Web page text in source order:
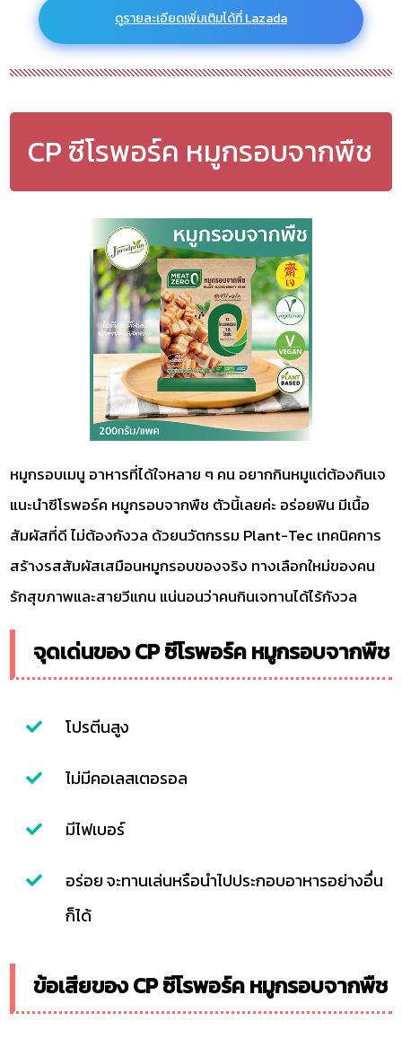
ดูรายละเอียดเพิ่มเติมได้ที่ Lazada
CP ซีโรพอร์ค หมูกรอบจากพืช
หมูกรอบเมนู อาหารที่ได้ใจหลาย ๆ คน อยากกินหมูแต่ต้องกินเจ
แนะนำซีโรพอร์ค หมูกรอบจากพืช ตัวนี้เลยค่ะ อร่อยฟิน มีเนื้อ
สัมผัสที่ดี ไม่ต้องกังวล ด้วยนวัตกรรม Plant-Tec เทคนิคการ
สร้างรสสัมผัสเสมือนหมูกรอบของจริง ทางเลือกใหม่ของคน
รักสุขภาพและสายวีแกน แน่นอนว่าคนกินเจทานได้ไร้กังวล
จุดเด่นของ CP ซีโรพอร์ค หมูกรอบจากพืช
โปรตีนสูง
ไม่มีคอเลสเตอรอล
มีไฟเบอร์
อร่อย จะทานเล่นหรือนำไปประกอบอาหารอย่างอื่น
ก็ได้
ข้อเสียของ CP ซีโรพอร์ค หมูกรอบจากพืช